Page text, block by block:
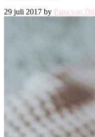
29 juli 2017 by Papa van